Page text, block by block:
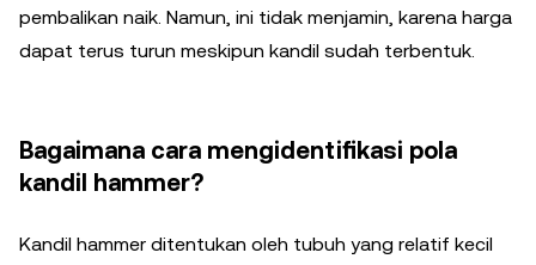
pembalikan naik. Namun, ini tidak menjamin, karena harga
dapat terus turun meskipun kandil sudah terbentuk.
Bagaimana cara mengidentifikasi pola
kandil hammer?
Kandil hammer ditentukan oleh tubuh yang relatif kecil